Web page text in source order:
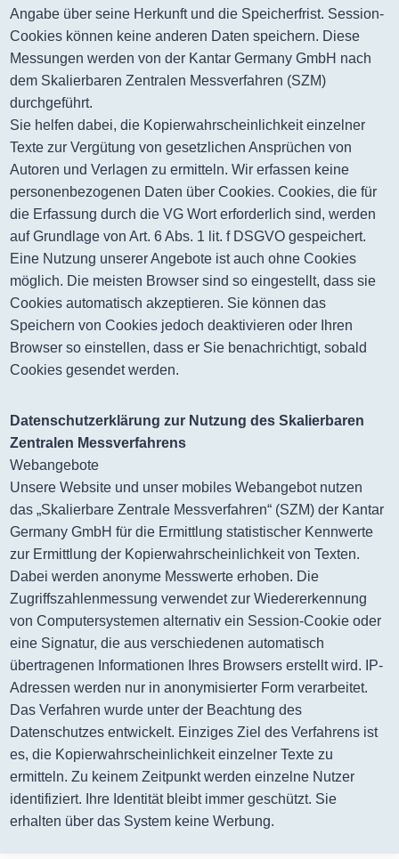
Angabe über seine Herkunft und die Speicherfrist. Session-
Cookies können keine anderen Daten speichern. Diese
Messungen werden von der Kantar Germany GmbH nach
dem Skalierbaren Zentralen Messverfahren (SZM)
durchgeführt.
Sie helfen dabei, die Kopierwahrscheinlichkeit einzelner
Texte zur Vergütung von gesetzlichen Ansprüchen von
Autoren und Verlagen zu ermitteln. Wir erfassen keine
personenbezogenen Daten über Cookies. Cookies, die für
die Erfassung durch die VG Wort erforderlich sind, werden
auf Grundlage von Art. 6 Abs. 1 lit. f DSGVO gespeichert.
Eine Nutzung unserer Angebote ist auch ohne Cookies
möglich. Die meisten Browser sind so eingestellt, dass sie
Cookies automatisch akzeptieren. Sie können das
Speichern von Cookies jedoch deaktivieren oder Ihren
Browser so einstellen, dass er Sie benachrichtigt, sobald
Cookies gesendet werden.
Datenschutzerklärung zur Nutzung des Skalierbaren
Zentralen Messverfahrens
Webangebote
Unsere Website und unser mobiles Webangebot nutzen
das „Skalierbare Zentrale Messverfahren“ (SZM) der Kantar
Germany GmbH für die Ermittlung statistischer Kennwerte
zur Ermittlung der Kopierwahrscheinlichkeit von Texten.
Dabei werden anonyme Messwerte erhoben. Die
Zugriffszahlenmessung verwendet zur Wiedererkennung
von Computersystemen alternativ ein Session-Cookie oder
eine Signatur, die aus verschiedenen automatisch
übertragenen Informationen Ihres Browsers erstellt wird. IP-
Adressen werden nur in anonymisierter Form verarbeitet.
Das Verfahren wurde unter der Beachtung des
Datenschutzes entwickelt. Einziges Ziel des Verfahrens ist
es, die Kopierwahrscheinlichkeit einzelner Texte zu
ermitteln. Zu keinem Zeitpunkt werden einzelne Nutzer
identifiziert. Ihre Identität bleibt immer geschützt. Sie
erhalten über das System keine Werbung.